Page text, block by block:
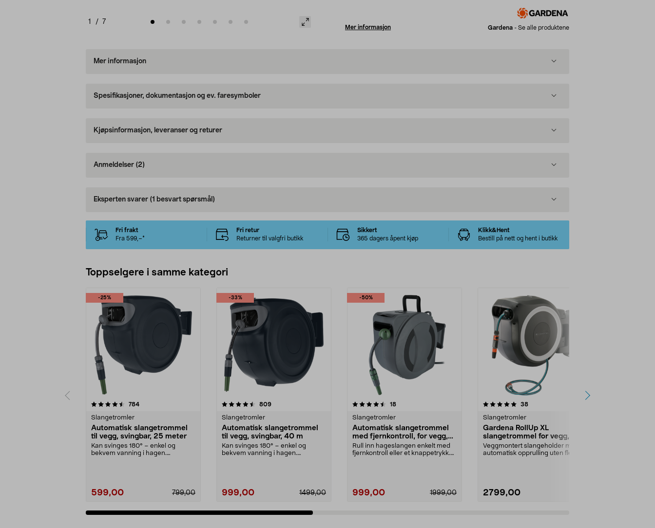
1 / 7
Mer informasjon Gardena - Se alle produktene
Mer informasjon
Spesifikasjoner, dokumentasjon og ev. faresymboler
Kjøpsinformasjon, leveranser og returer
Anmeldelser (2)
Eksperten svarer (1 besvart spørsmål)
Fri frakt
Fra 599,–*
Fri retur
Returner til valgfri butikk
Sikkert
365 dagers åpent kjøp
Klikk&Hent
Bestill på nett og hent i butikk
Toppselgere i samme kategori
-25%
784anmeldelser
Slangetromler
Automatisk slangetrommel
til vegg, svingbar, 25 meter
Kan svinges 180° – enkel og
bekvem vanning i hagen.
599,00 799,00
-33%
4.5 av 5 stjerner 809anmeldelser
Slangetromler
Automatisk slangetrommel
til vegg, svingbar, 40 m
Kan svinges 180° – enkel og
bekvem vanning i hagen.
999,00 1499,00
-50%
4.5 av 5 stjerner 18anmeldelser
Slangetromler
Automatisk slangetrommel
med fjernkontroll, for vegg,
30 m
Rull inn hageslangen enkelt med
fjernkontroll eller et knappetrykk.
999,00 1999,00
5.0 av 5 stjerner 38anmeldelser
Slangetromler
Gardena RollUp XL
slangetrommel for vegg, 2
munnstykker, 35 m
Veggmontert slangeholder med
automatisk opprulling uten floker.
2799,00
4.5 av 5 stjerner